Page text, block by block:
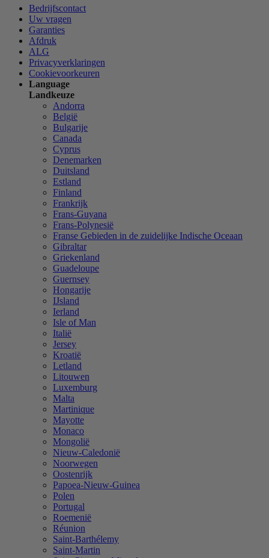
Bedrijfscontact
Uw vragen
Garanties
Afdruk
ALG
Privacyverklaringen
Cookievoorkeuren
Language
Landkeuze
Andorra
België
Bulgarije
Canada
Cyprus
Denemarken
Duitsland
Estland
Finland
Frankrijk
Frans-Guyana
Frans-Polynesië
Franse Gebieden in de zuidelijke Indische Oceaan
Gibraltar
Griekenland
Guadeloupe
Guernsey
Hongarije
IJsland
Ierland
Isle of Man
Italië
Jersey
Kroatië
Letland
Litouwen
Luxemburg
Malta
Martinique
Mayotte
Monaco
Mongolië
Nieuw-Caledonië
Noorwegen
Oostenrijk
Papoea-Nieuw-Guinea
Polen
Portugal
Roemenië
Réunion
Saint-Barthélemy
Saint-Martin